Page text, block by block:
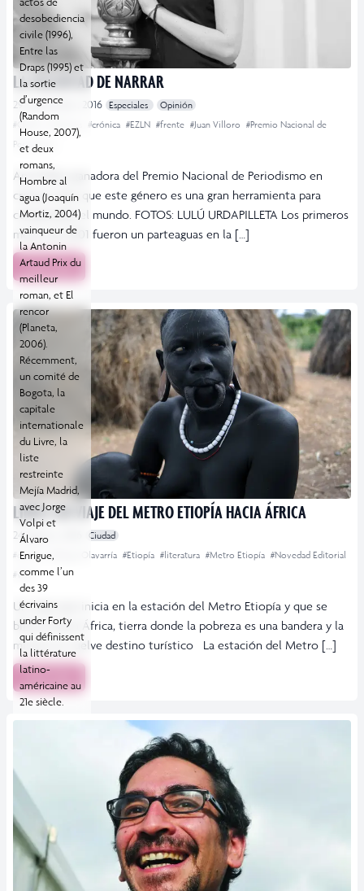
LA VOLUNTAD DE NARRAR
29 septiembre, 2016 Especiales
Opinión
#CDMX
#crónica #EZLN #frente #Juan Villoro #Premio Nacional de
Periodismo
Ana Felker, ganadora del Premio Nacional de Periodismo en
crónica, dice que este género es una gran herramienta para
comprender el mundo. FOTOS: LULÚ URDAPILLETA Los primeros
meses de 2001 fueron un parteaguas en la […]
Leer más
LIBRO: UN VIAJE DEL METRO ETIOPÍA HACIA ÁFRICA
24 agosto, 2016
Ciudad
#crónica #Diego Olavarría #Etiopía #literatura #Metro Etiopía #Novedad Editorial
#viaje
Un viaje que inicia en la estación del Metro Etiopía y que se
bifurca hacia África, tierra donde la pobreza es una bandera y la
miseria se vuelve destino turístico La estación del Metro […]
Leer más
desobediencia
civile (1996),
Entre las
Draps (1995) et
la sortie
d’urgence
(Random
House, 2007),
et deux
romans,
Hombre al
agua (Joaquín
Mortiz, 2004)
vainqueur de
la Antonin
Artaud Prix du
meilleur
roman, et El
rencor
(Planeta,
2006).
Récemment,
un comité de
Bogota, la
capitale
internationale
du Livre, la
liste
restreinte
Mejía Madrid,
avec Jorge
Volpi et
Álvaro
Enrigue,
comme l’un
des 39
écrivains
under Forty
qui définissent
la littérature
latino-
américaine au
21e siècle.